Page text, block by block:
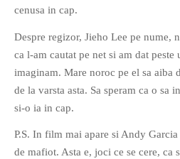
If you like movies, words and
cenusa in cap.
Despre regizor, Jieho Lee pe nume,
ca l-am cautat pe net si am dat
imaginam. Mare noroc pe el sa aiba
de la varsta asta. Sa speram ca o sa
si-o ia in cap.
P.S. In film mai apare si Andy
de mafiot. Asta e, joci ce se cere, ca